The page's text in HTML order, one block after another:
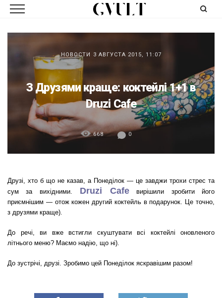
НОВОСТИ 3 АВГУСТА 2015, 11:07
З Друзями краще: коктейлі 1+1 в
Druzi Cafe
668 0
Друзі, хто б що не казав, а Понеділок — це завджи трохи стрес та
сум за вихідними.
Druzi Cafeвирішили зробити його
приємнішим — отож кожен другий коктейль в подарунок. Це точно,
з друзями краще).
До речі, ви вже встигли скуштувати всі коктейлі оновленого
літнього меню? Маємо надію, що ні).
До зустрічі, друзі. Зробимо цей Понеділок яскравішим разом!